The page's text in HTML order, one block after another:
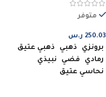
متوفر
250.03 ر.س
برونزي ذهبي
ذهبي عتيق
رمادي
فضي
نبيذي
نحاسي عتيق